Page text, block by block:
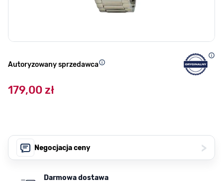
Autoryzowany sprzedawca
179,00 zł
Negocjacja ceny >
Darmowa dostawa